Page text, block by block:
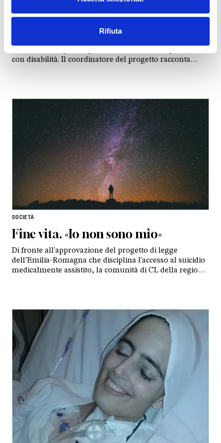
Rifiuta
con disabilità. Il coordinatore del progetto racconta
SOCIETÀ
Fine vita. «Io non sono mio»
Di fronte all'approvazione del progetto di legge
dell’Emilia-Romagna che disciplina l'accesso al suicidio
medicalmente assistito, la comunità di CL della regione
continuamente donata»